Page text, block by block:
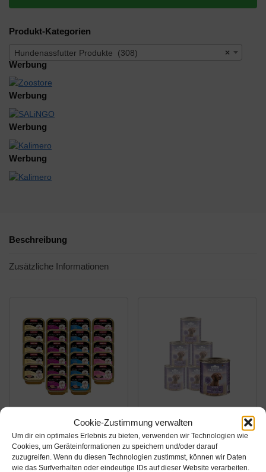
Cookie-Zustimmung verwalten
Um dir ein optimales Erlebnis zu bieten, verwenden wir Technologien wie
Cookies, um Geräteinformationen zu speichern und/oder darauf
zuzugreifen. Wenn du diesen Technologien zustimmst, können wir Daten
wie das Surfverhalten oder eindeutige IDs auf dieser Website verarbeiten.
Produkt-Kategorien
×
Hundenassfutter Produkte (308)
Werbung
Werbung
Werbung
Werbung
Beschreibung
Zusätzliche Informationen
35,99€
animonda Vom
Amazon.de
14,94€
Dehner Premium